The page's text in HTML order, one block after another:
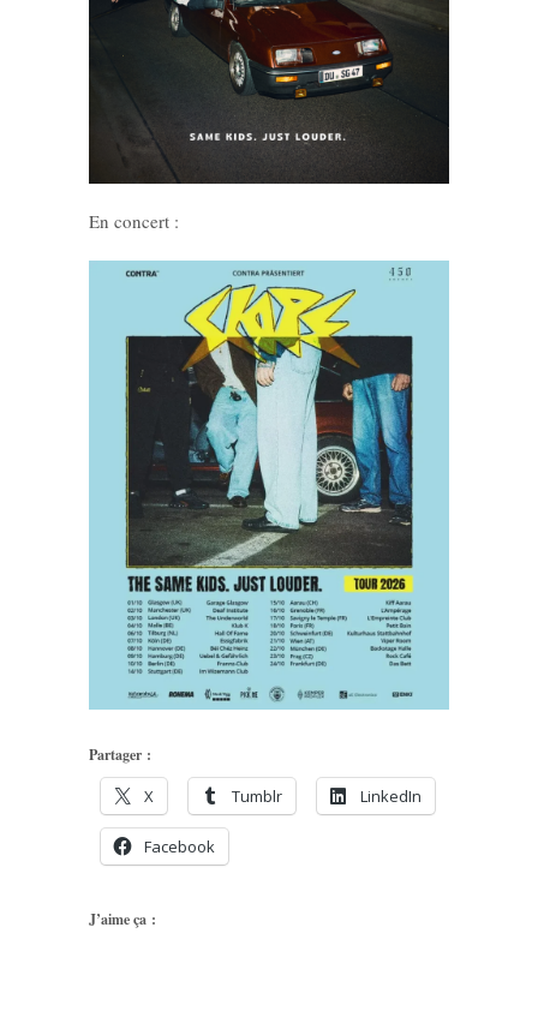
En concert :
Partager :
X Tumblr LinkedIn
Facebook
J’aime ça :